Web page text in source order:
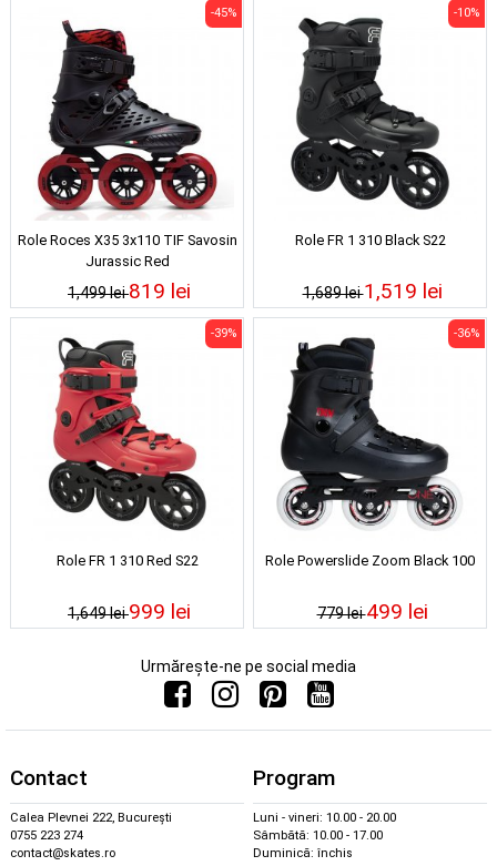
Role Roces X35 3x110 TIF Savosin
Jurassic Red
1,499 lei
-45%
819 lei
Role FR 1 310 Black S22
1,689 lei
-10%
1,519 lei
Role FR 1 310 Red S22
1,649 lei
-39%
999 lei
Role Powerslide Zoom Black 100
779 lei
-36%
499 lei
Urmărește-ne pe social media
Contact
Calea Plevnei 222, București
0755 223 274
contact@skates.ro
Program
Luni - vineri: 10.00 - 20.00
Sâmbătă: 10.00 - 17.00
Duminică: închis